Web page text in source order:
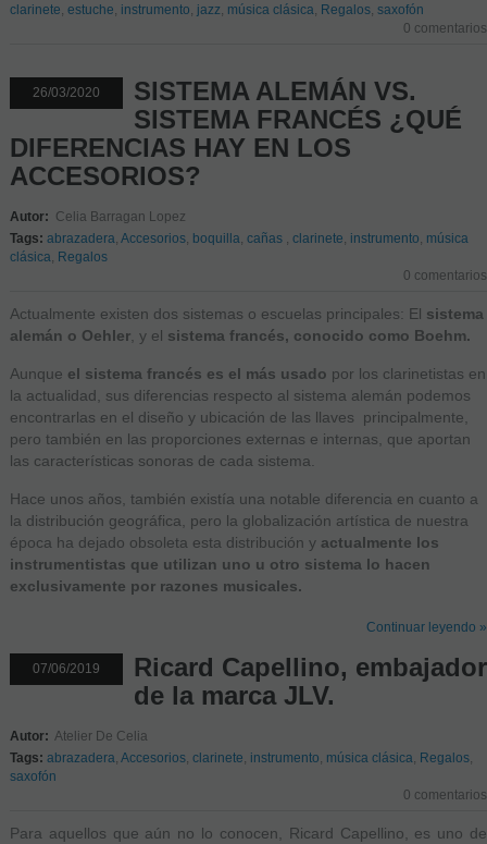
clarinete estuche instrumento jazz música clásica Regalos, saxofón
0 comentarios
26/03/2020
SISTEMA ALEMÁN VS.
SISTEMA FRANCÉS ¿QUÉ
DIFERENCIAS HAY EN LOS
ACCESORIOS?
Autor: Celia Barragan Lopez
Tags: abrazadera Accesorios, boquilla cañas clarinete instrumento música
clásica Regalos
0 comentarios
Actualmente existen dos sistemas o escuelas principales: El sistema
alemán o Oehler, y el sistema francés, conocido como Boehm.
Aunque el sistema francés es el más usado por los clarinetistas en
la actualidad, sus diferencias respecto al sistema alemán podemos
encontrarlas en el diseño y ubicación de las llaves principalmente,
pero también en las proporciones externas e internas, que aportan
las características sonoras de cada sistema.
Hace unos años, también existía una notable diferencia en cuanto a
la distribución geográfica, pero la globalización artística de nuestra
época ha dejado obsoleta esta distribución y actualmente los
instrumentistas que utilizan uno u otro sistema lo hacen
exclusivamente por razones musicales.
Continuar leyendo »
07/06/2019
Ricard Capellino, embajador
de la marca JLV.
Autor: Atelier De Celia
Tags: abrazadera Accesorios, clarinete instrumento música clásica Regalos,
saxofón
0 comentarios
Para aquellos que aún no lo conocen, Ricard Capellino, es uno de